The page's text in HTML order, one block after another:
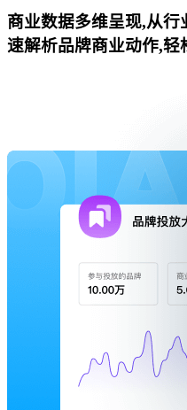
商业数据多维呈现,从
速解析品牌商业动作,轻